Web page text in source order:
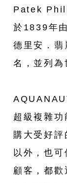
Patek
於1839年
德里安．
名，並列為
超級複雜
購大受好
以外，也
顧客，都